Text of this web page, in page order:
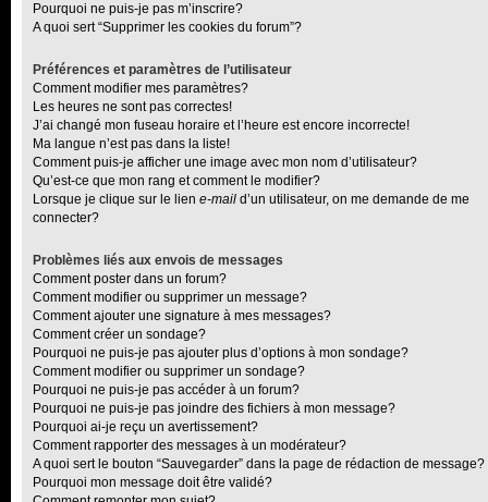
Pourquoi ne puis-je pas m’inscrire?
A quoi sert “Supprimer les cookies du forum”?
Préférences et paramètres de l’utilisateur
Comment modifier mes paramètres?
Les heures ne sont pas correctes!
J’ai changé mon fuseau horaire et l’heure est encore incorrecte!
Ma langue n’est pas dans la liste!
Comment puis-je afficher une image avec mon nom d’utilisateur?
Qu’est-ce que mon rang et comment le modifier?
Lorsque je clique sur le lien e-mail d’un utilisateur, on me demande de me
connecter?
Problèmes liés aux envois de messages
Comment poster dans un forum?
Comment modifier ou supprimer un message?
Comment ajouter une signature à mes messages?
Comment créer un sondage?
Pourquoi ne puis-je pas ajouter plus d’options à mon sondage?
Comment modifier ou supprimer un sondage?
Pourquoi ne puis-je pas accéder à un forum?
Pourquoi ne puis-je pas joindre des fichiers à mon message?
Pourquoi ai-je reçu un avertissement?
Comment rapporter des messages à un modérateur?
A quoi sert le bouton “Sauvegarder” dans la page de rédaction de message?
Pourquoi mon message doit être validé?